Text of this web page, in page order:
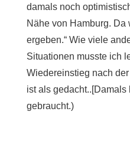
damals noch
Nähe von Hamburg.
ergeben.“ Wie viele
Situationen musste ich
Wiedereinstieg nach
ist als gedacht..[Damals
gebraucht.)